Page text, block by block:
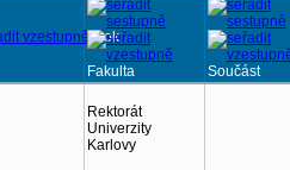
Rok
Fakulta Součást
Rektorát
Univerzity
Karlovy